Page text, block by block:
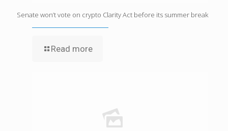
Senate won’t vote on crypto Clarity Act before its summer break
Read more